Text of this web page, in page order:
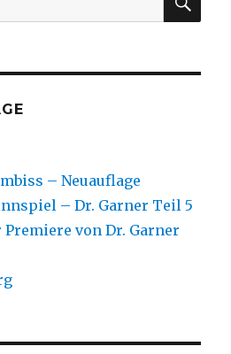
– Neuauflage
– Dr. Garner Teil 5
von Dr. Garner